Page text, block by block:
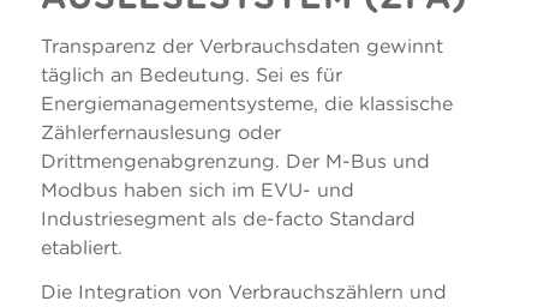
Transparenz der Verbrauchsdaten gewinnt
täglich an Bedeutung. Sei es für
Energiemanagementsysteme, die klassische
Zählerfernauslesung oder
Drittmengenabgrenzung. Der M-Bus und
Modbus haben sich im EVU- und
Industriesegment als de-facto Standard
etabliert.
Die Integration von Verbrauchszählern und